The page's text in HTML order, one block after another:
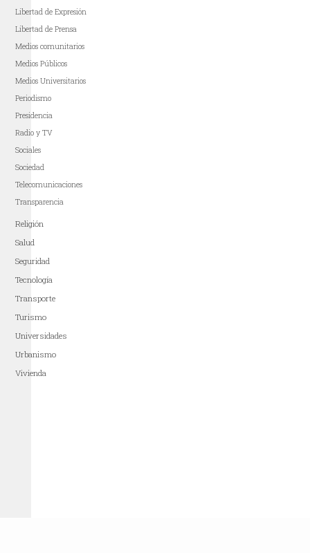
Libertad de Expresión
Libertad de Prensa
Medios comunitarios
Medios Públicos
Medios Universitarios
Periodismo
Presidencia
Radio y TV
Sociales
Sociedad
Telecomunicaciones
Transparencia
Religión
Salud
Seguridad
Tecnología
Transporte
Turismo
Universidades
Urbanismo
Vivienda